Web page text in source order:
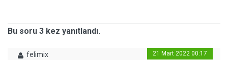
Bu soru 3 kez yanıtlandı.
felimix 21 Mart 2022 00:17